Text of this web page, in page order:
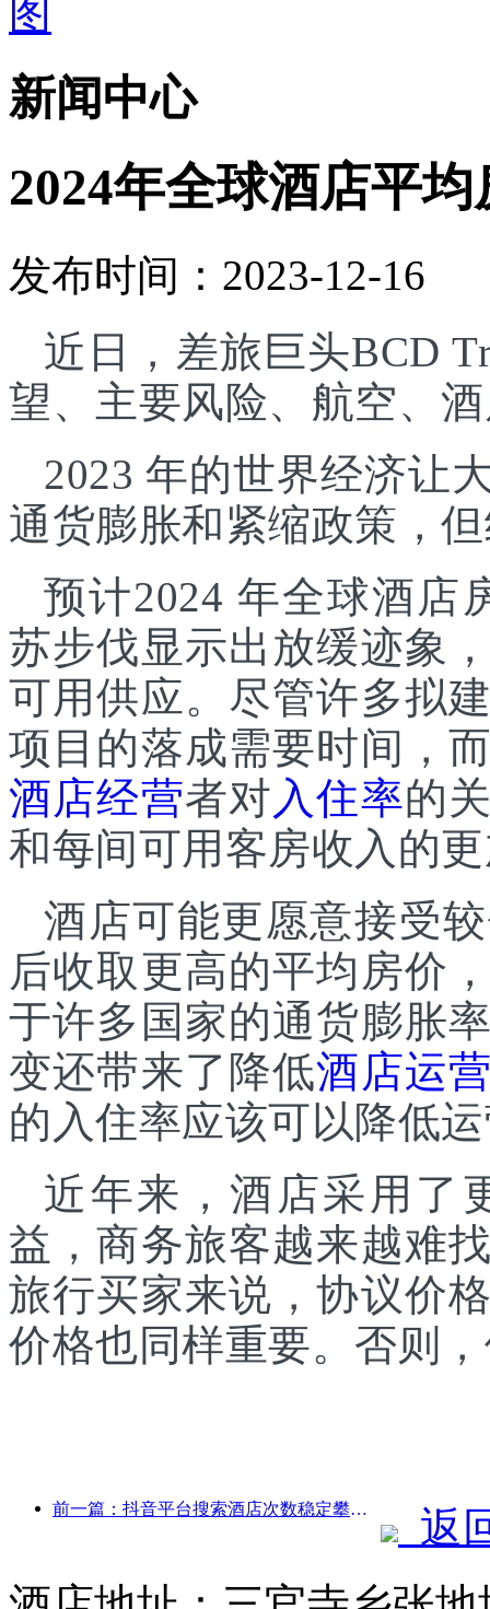
新闻中心
2024年全球酒店平
发布时间：2023-12-16
近日，差旅巨头BCD
望、主要风险、航空、
2023 年的世界经济让
通货膨胀和紧缩政策，
预计2024 年全球酒店
苏步伐显示出放缓迹象
可用供应。尽管许多拟
项目的落成需要时间，
酒店经营者对 入住率的
和每间可用客房收入的
酒店可能更愿意接受
后收取更高的平均房价
于许多国家的通货膨胀
变还带来了降低酒店运
的入住率应该可以降低
近年来，酒店采用了
益，商务旅客越来越难
旅行买家来说，协议价
价格也同样重要。否则
前一篇：抖音平台搜索酒店次数稳定攀升，今年前三季度搜索同比增长122%
返